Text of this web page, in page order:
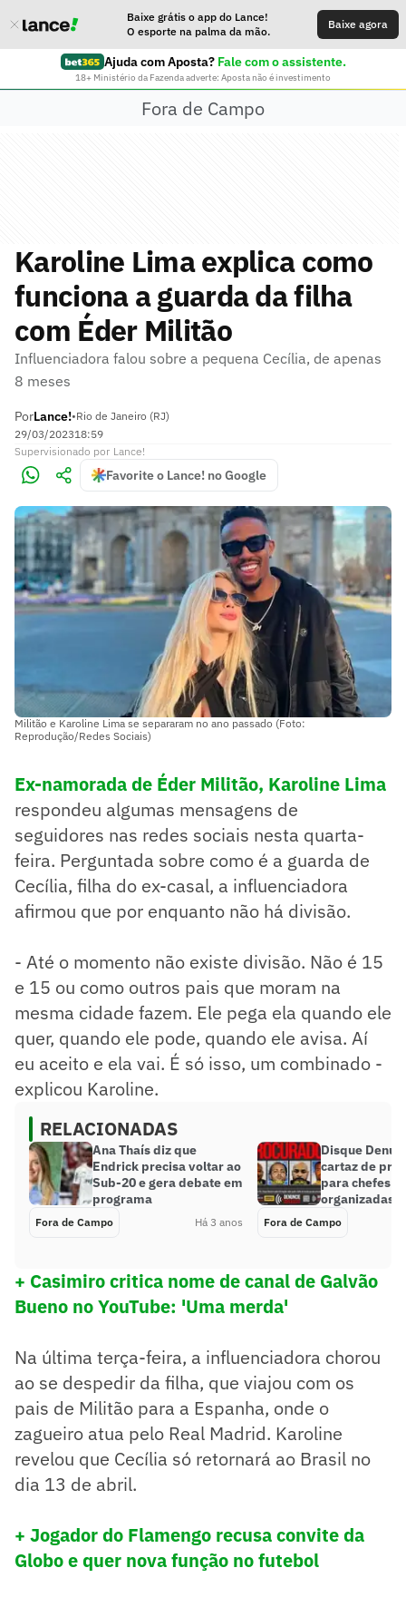
Baixe grátis o app do Lance!
O esporte na palma da mão.
Baixe agora
Ajuda com Aposta? Fale com o assistente.
18+ Ministério da Fazenda adverte: Aposta não é investimento
Fora de Campo
Karoline Lima explica como
funciona a guarda da filha
com Éder Militão
Influenciadora falou sobre a pequena Cecília, de apenas
8 meses
PorLance!•Rio de Janeiro (RJ)
29/03/202318:59
Supervisionado por Lance!
Favorite o Lance! no Google
Militão e Karoline Lima se separaram no ano passado (Foto:
Reprodução/Redes Sociais)
Ex-namorada de Éder Militão, Karoline Lima
respondeu algumas mensagens de
seguidores nas redes sociais nesta quarta-
feira. Perguntada sobre como é a guarda de
Cecília, filha do ex-casal, a influenciadora
afirmou que por enquanto não há divisão.
- Até o momento não existe divisão. Não é 15
e 15 ou como outros pais que moram na
mesma cidade fazem. Ele pega ela quando ele
quer, quando ele pode, quando ele avisa. Aí
eu aceito e ela vai. É só isso, um combinado -
explicou Karoline.
RELACIONADAS
Ana Thaís diz que
Endrick precisa voltar ao
Sub-20 e gera debate em
programa
Fora de Campo Há 3 anos
Disque
cartaz de
para chefes
organizadas
Fora de Campo
+ Casimiro critica nome de canal de Galvão
Bueno no YouTube: 'Uma merda'
Na última terça-feira, a influenciadora chorou
ao se despedir da filha, que viajou com os
pais de Militão para a Espanha, onde o
zagueiro atua pelo Real Madrid. Karoline
revelou que Cecília só retornará ao Brasil no
dia 13 de abril.
+ Jogador do Flamengo recusa convite da
Globo e quer nova função no futebol